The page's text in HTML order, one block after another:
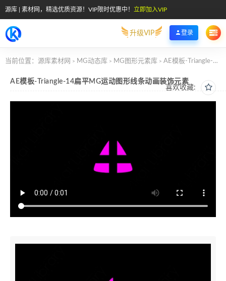
源库 | 素材网，精选优质资源！VIP限时优惠中！ 立即加入VIP
升级VIP 登录
当前位置： 源库素材网 > MG动态库 > MG图形元素库 > AE模板-Triangle-14扁平MG运动图形线条动画装饰元素
喜欢收藏:
AE模板-Triangle-14扁平MG运动图形线条动画装饰元素